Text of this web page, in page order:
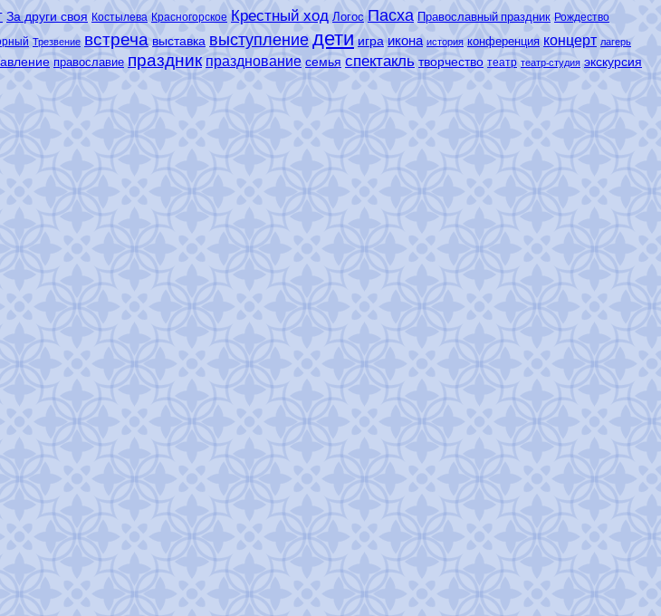
За други своя Костылева Красногорское Крестный ход Логос Пасха Православный праздник Рождество
Трезвение встреча выставка выступлениедети игра икона история конференция концерт лагерь
православие праздник празднование семья спектакль творчество театр театр-студия экскурсия